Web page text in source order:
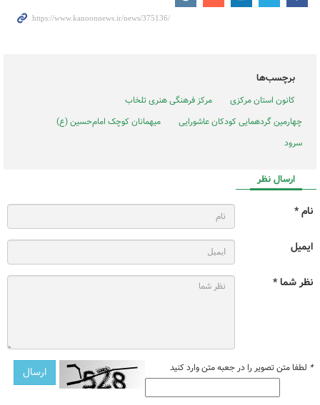
برچسب‌ها
کانون استان مرکزی
مرکز فرهنگی هنری تلخاب
چهارمین گردهمایی کودکان عاشورایی
میهمانان کوچک امام‌حسین (ع)
سرود
ارسال نظر
نام *
ایمیل
نظر شما *
* لطفا متن تصویر را در جعبه متن وارد کنید